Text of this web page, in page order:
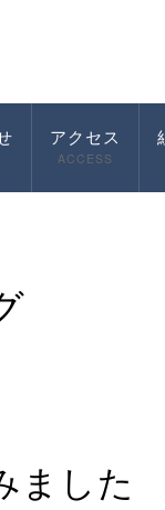
アクセス
ACCESS
ました